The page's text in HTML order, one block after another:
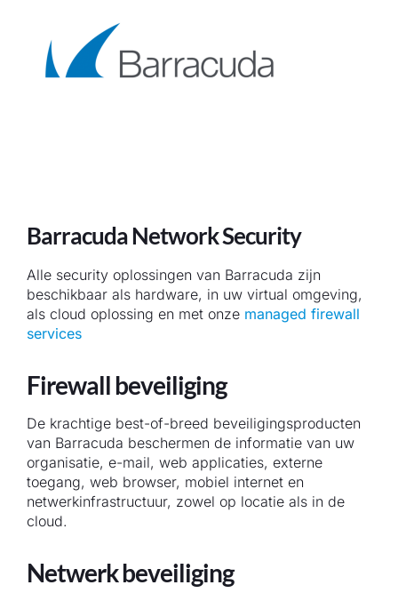
Barracuda Network Security
Alle security oplossingen van Barracuda zijn
beschikbaar als hardware, in uw virtual omgeving,
als cloud oplossing en met onze managed firewall
services
Firewall beveiliging
De krachtige best-of-breed beveiligingsproducten
van Barracuda beschermen de informatie van uw
organisatie, e-mail, web applicaties, externe
toegang, web browser, mobiel internet en
netwerkinfrastructuur, zowel op locatie als in de
cloud.
Netwerk beveiliging